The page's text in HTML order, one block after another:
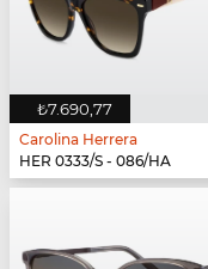
₺7.690,77
Carolina Herrera
HER 0333/S - 086/HA